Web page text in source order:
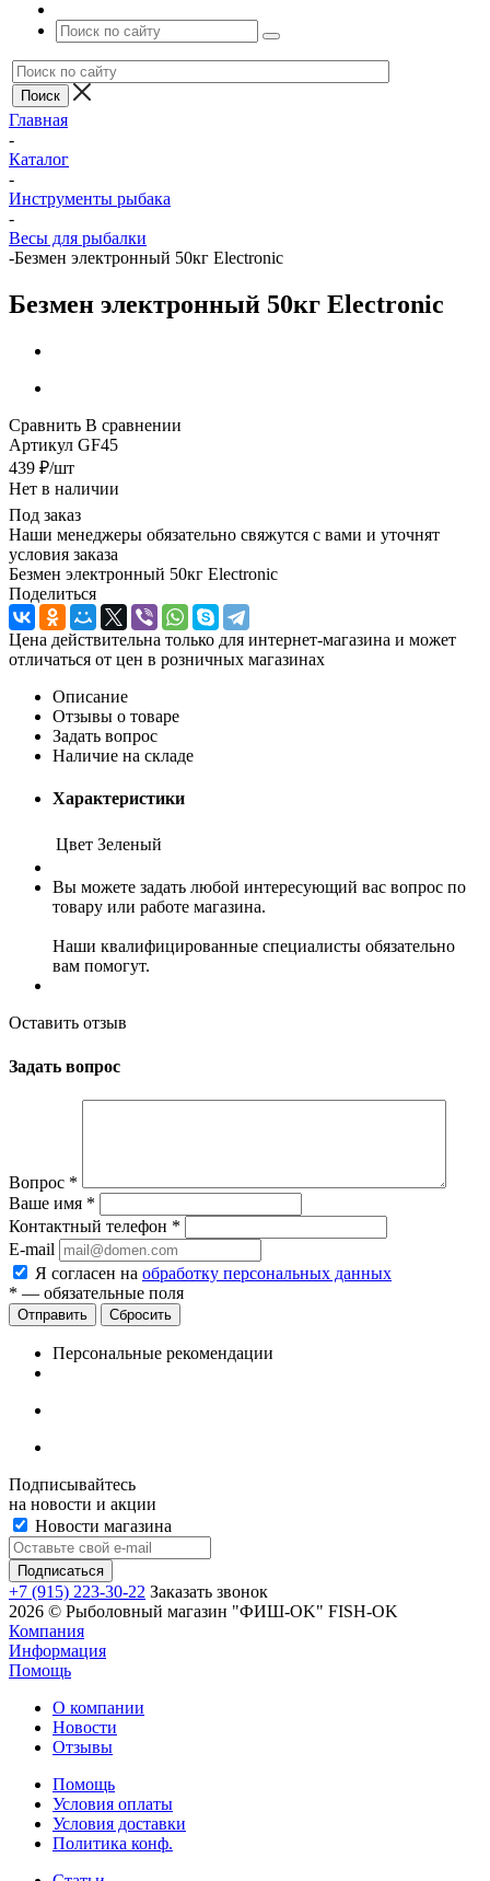
Главная
-
Каталог
-
Инструменты рыбака
-
Весы для рыбалки
-Безмен электронный 50кг Electronic
Безмен электронный 50кг Electronic
Сравнить В сравнении
Артикул GF45
439 ₽/шт
Нет в наличии
Под заказ
Наши менеджеры обязательно свяжутся с вами и уточнят
условия заказа
Безмен электронный 50кг Electronic
Поделиться
Цена действительна только для интернет-магазина и может
отличаться от цен в розничных магазинах
Описание
Отзывы о товаре
Задать вопрос
Наличие на складе
Характеристики
Цвет Зеленый
Вы можете задать любой интересующий вас вопрос по
товару или работе магазина.
Наши квалифицированные специалисты обязательно
вам помогут.
Оставить отзыв
Задать вопрос
Вопрос *
Ваше имя *
Контактный телефон *
E-mail
Я согласен на обработку персональных данных
* — обязательные поля
Сбросить
Персональные рекомендации
Подписывайтесь
на новости и акции
Новости магазина
+7 (915) 223-30-22 Заказать звонок
2026 © Рыболовный магазин "ФИШ-OK" FISH-OK
Компания
Информация
Помощь
О компании
Новости
Отзывы
Помощь
Условия оплаты
Условия доставки
Политика конф.